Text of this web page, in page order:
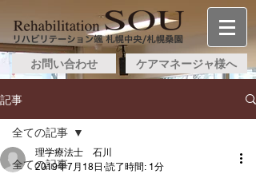
お問い合わせ ケアマネージャ様へ
記事
全ての記事
全ての記事
理学療法士 石川
2019年7月18日 読了時間: 1分